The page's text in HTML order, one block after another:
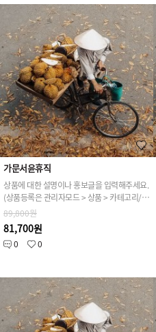
가문서윤휴직
상품에 대한 설명이나 홍보글을 입력해주세요.
(상품등록은 관리자모드 > 상품 > 카테고리/상품관리 > 상품등록 가능)
89,800원
81,700원
0 0